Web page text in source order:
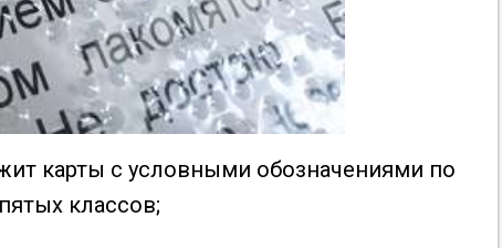
карты с условными обозначениями по
классов;